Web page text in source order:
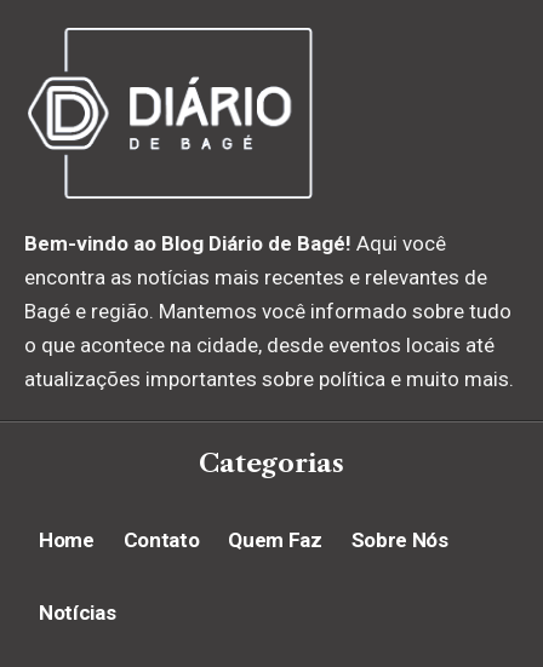
Bem-vindo ao Blog Diário de Bagé! Aqui você
encontra as notícias mais recentes e relevantes de
Bagé e região. Mantemos você informado sobre tudo
o que acontece na cidade, desde eventos locais até
atualizações importantes sobre política e muito mais.
Categorias
Home Contato Quem Faz Sobre Nós
Notícias